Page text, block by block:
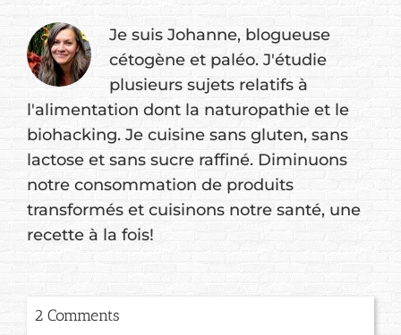
Je suis Johanne, blogueuse
cétogène et paléo. J'étudie
plusieurs sujets relatifs à
l'alimentation dont la naturopathie et le
biohacking. Je cuisine sans gluten, sans
lactose et sans sucre raffiné. Diminuons
notre consommation de produits
transformés et cuisinons notre santé, une
recette à la fois!
2 Comments